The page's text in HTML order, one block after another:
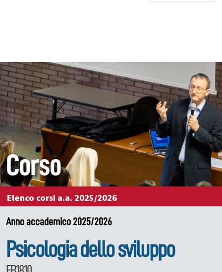
Corso
Elenco corsi a.a. 2025/2026
Anno accademico 2025/2026
Psicologia dello sviluppo